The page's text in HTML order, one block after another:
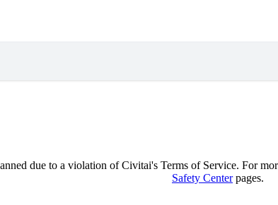
due to a violation of Civitai's Terms of Service. For
Safety Center pages.